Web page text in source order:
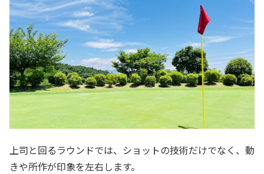
上司と回るラウンドでは、ショットの技術だけでなく、動
きや所作が印象を左右します。